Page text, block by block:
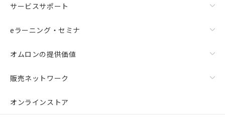
サービスサポート
eラーニング・セミナ
オムロンの提供価値
販売ネットワーク
オンラインストア